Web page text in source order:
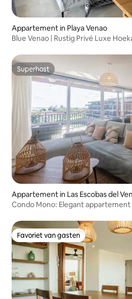
Appartement in Playa Venao
Blue Venao | Rustig Privé Luxe
Superhost
Superhost
Appartement in Las Escobas del
Condo Mono: Elegant appartement
Favoriet van gasten
Favoriet van gasten